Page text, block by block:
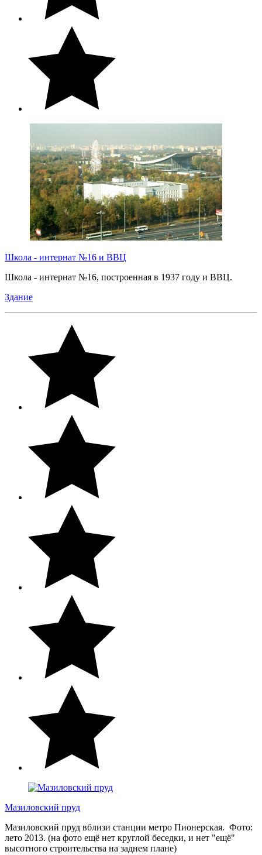
Школа - интернат №16 и ВВЦ
Школа - интернат №16, построенная в 1937 году и ВВЦ.
Здание
Мазиловский пруд
Мазиловский пруд вблизи станции метро Пионерская. Фото:
лето 2013. (на фото ещё нет круглой беседки, и нет "ещё"
высотного строительства на заднем плане)